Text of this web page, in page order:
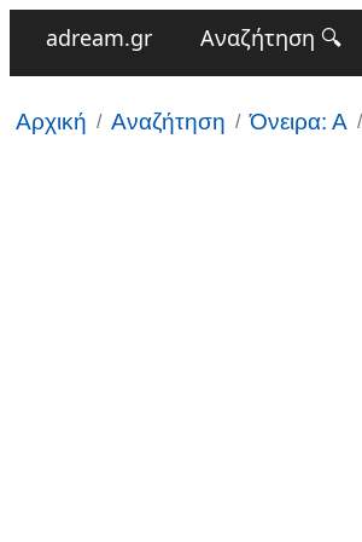
adream.gr Αναζήτηση 🔍
Αρχική Αναζήτηση Όνειρα: Α